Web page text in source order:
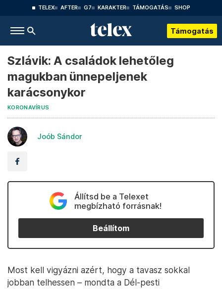
TELEX AFTER G7 KARAKTER TÁMOGATÁS SHOP
Támogatás
Szlávik: A családok lehetőleg
magukban ünnepeljenek
karácsonykor
KORONAVÍRUS
Joób Sándor
Állítsd be a Telexet
megbízható forrásnak!
Beállítom
Most kell vigyázni azért, hogy a tavasz sokkal
jobban telhessen – mondta a Dél-pesti